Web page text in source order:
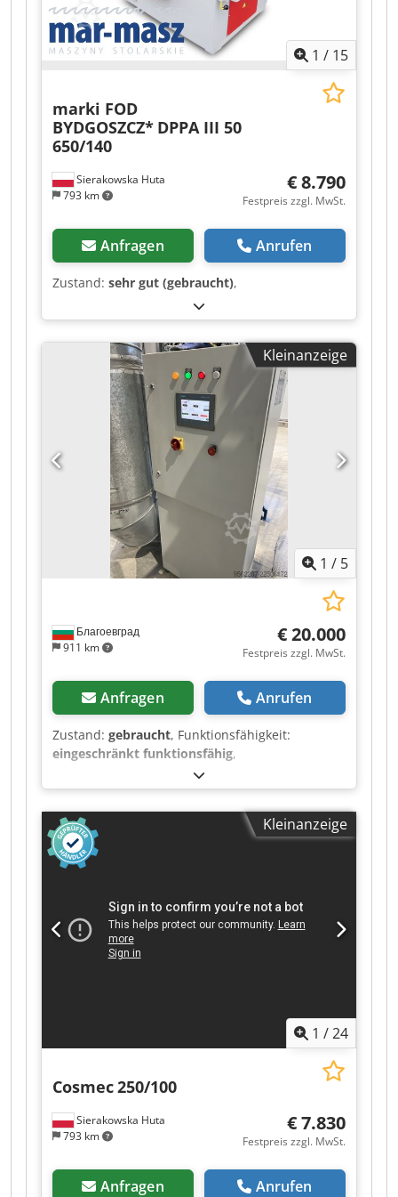
1 / 15
Sierakowska Huta
793 km
marki FOD
BYDGOSZCZ* DPPA III 50
650/140
€ 8.790
Festpreis zzgl. MwSt.
Anfragen Anrufen
Zustand: sehr gut (gebraucht),
Kleinanzeige
1 / 5
Благоевград
911 km
€ 20.000
Festpreis zzgl. MwSt.
Anfragen Anrufen
Zustand: gebraucht, Funktionsfähigkeit:
eingeschränkt funktionsfähig,
Kleinanzeige
1 /24
Sierakowska Huta
793 km
Cosmec250/100
€ 7.830
Festpreis zzgl. MwSt.
Anfragen Anrufen